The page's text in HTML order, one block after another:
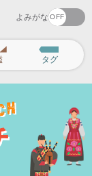
よみがな
タグ